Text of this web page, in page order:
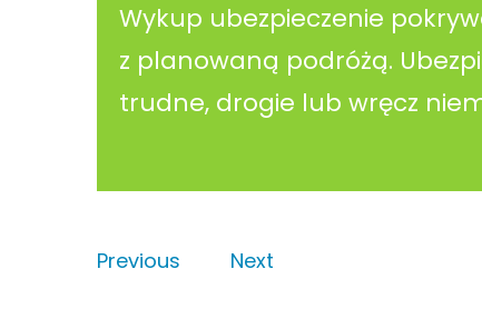
Wykup ubezpieczenie
z planowaną podróżą.
trudne, drogie lub wręcz
Previous Next